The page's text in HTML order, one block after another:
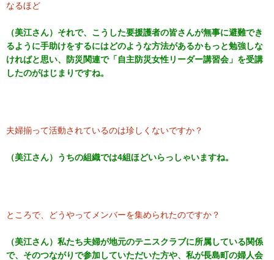
なるほど
（美江さん） それで、こうした要援護者の皆さんが無事に避難でき
るように手助けをするにはどのような方法があるかもっと勉強しな
ければと思い、
防災関連で「自主防災女性リーダー講習会」を受講
したのがはじまりですね。
夫婦揃って活動されているのは珍しくないですか？
（美江さん）うちの組織では4組ほどいらっしゃいますね。
ところで、どうやってメンバーを集められたのですか？
（美江さん）私たち夫婦が地元のテニスクラブに所属している関係
で、そのつながりで参加していただいた方や、私が長島町の婦人会